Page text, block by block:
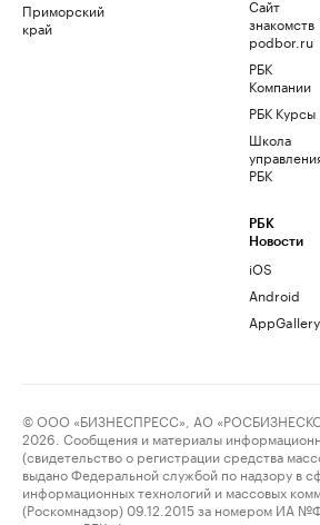
Приморский
край
Сайт
знакомств
podbor.ru
РБК
Компании
РБК Курсы
Школа
РБК
РБК
Новости
iOS
Android
AppGallery
© ООО «БИЗНЕСПРЕСС», АО
2026. Сообщения и материалы
(свидетельство о регистрации средства
выдано Федеральной службой по надзору в
информационных технологий и массовых
(Роскомнадзор) 09.12.2015 за номером ИА